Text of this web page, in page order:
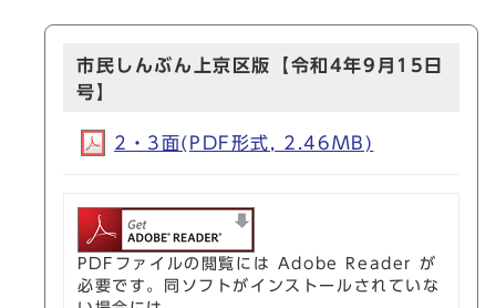
市民しんぶん上京区版【令和4年9月15日
号】
2・3面(PDF形式, 2.46MB)
PDFファイルの閲覧には Adobe Reader が
必要です。同ソフトがインストールされていな